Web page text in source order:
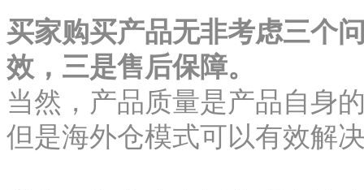
买家购买产品无非考虑三个
效，三是售后保障。
当然，产品质量是产品自身
但是海外仓模式可以有效解